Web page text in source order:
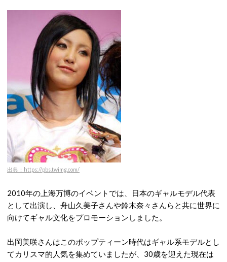
出典：https://pbs.twimg.com/
2010年の上海万博のイベントでは、日本のギャルモデル代表
として出演し、舟山久美子さんや鈴木奈々さんらと共に世界に
向けてギャル文化をプロモーションしました。
出岡美咲さんはこのポップティーン時代はギャル系モデルとし
てカリスマ的人気を集めていましたが、30歳を迎えた現在は